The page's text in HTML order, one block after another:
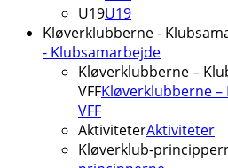
U19U19
Kløverklubberne -
- Klubsamarbejde
Kløverklubberne –
VFFKløverklubberne
VFF
AktiviteterAktiviteter
Kløverklub-